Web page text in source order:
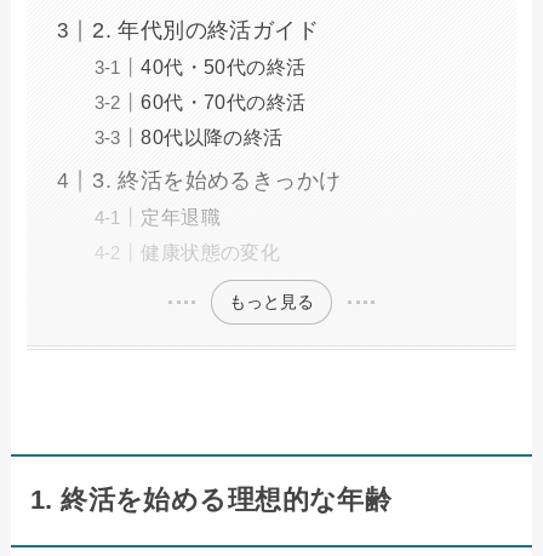
2. 年代別の終活ガイド
40代・50代の終活
60代・70代の終活
80代以降の終活
3. 終活を始めるきっかけ
定年退職
健康状態の変化
もっと見る
1. 終活を始める理想的な年齢